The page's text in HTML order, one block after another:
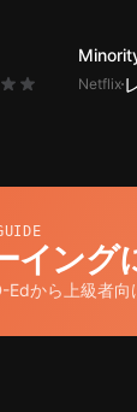
Netflix
イング
Edから上級者向